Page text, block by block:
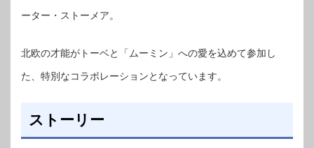
ーター・ストーメア。
北欧の才能がトーベと「ムーミン」への愛を込めて参加し
た、特別なコラボレーションとなっています。
ストーリー